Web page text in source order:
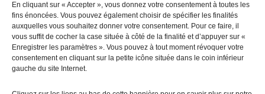
En cliquant sur « Accepter », vous donnez votre consentement à toutes les
fins énoncées. Vous pouvez également choisir de spécifier les finalités
auxquelles vous souhaitez donner votre consentement. Pour ce faire, il
vous suffit de cocher la case située à côté de la finalité et d’appuyer sur «
Enregistrer les paramètres ». Vous pouvez à tout moment révoquer votre
consentement en cliquant sur la petite icône située dans le coin inférieur
gauche du site Internet.
19 mai 2025
Axiome Photovoltaïque Illzach
Axiome Photovoltaïque, implantée à Illzach
(Haut-Rhin), est spécialisée dans la conception
et l’installation de centrales photovoltaïques